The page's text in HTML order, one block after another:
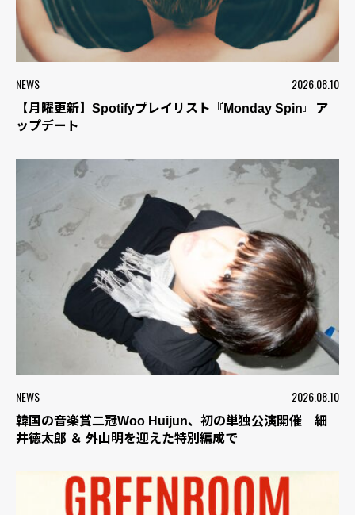
NEWS 2026.08.10
【月曜更新】Spotifyプレイリスト『Monday Spin』ア
ップデート
NEWS 2026.08.10
韓国の音楽賞二冠Woo Huijun、初の単独公演開催 細
井徳太郎 ＆ 外山明を迎えた特別編成で